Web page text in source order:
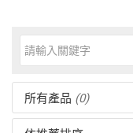
所有產品 (0)